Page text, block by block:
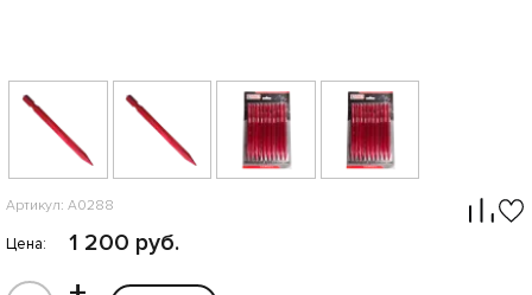
Артикул: A0288
Цена: 1 200 руб.